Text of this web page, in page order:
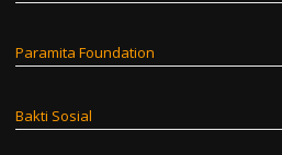
Paramita Foundation
Bakti Sosial